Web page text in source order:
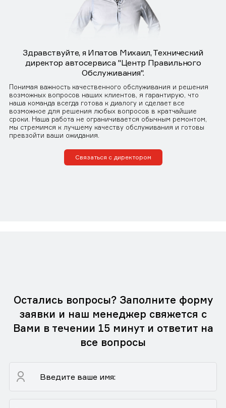
Здравствуйте, я Ипатов Михаил, Технический
директор автосервиса "Центр Правильного
Обслуживания".
Понимая важность качественного обслуживания и решения
возможных вопросов наших клиентов, я гарантирую, что
наша команда всегда готова к диалогу и сделает все
возможное для решения любых вопросов в кратчайшие
сроки. Наша работа не ограничивается обычным ремонтом,
мы стремимся к лучшему качеству обслуживания и готовы
превзойти ваши ожидания.
Связаться с директором
Остались вопросы? Заполните форму
заявки и наш менеджер свяжется с
Вами в течении 15 минут и ответит на
все вопросы